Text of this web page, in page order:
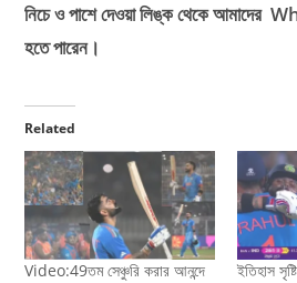
নিচে ও পাশে দেওয়া লিঙ্ক থেকে আমাদের
হতে পারেন।
Related
Video:49তম সেঞ্চুরি করার আনন্দে
ইতিহাস